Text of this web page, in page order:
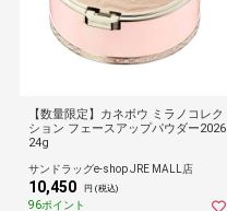
【数量限定】カネボウ ミラノコレク
ション フェースアップパウダー2026
24g
サンドラッグe-shop JRE MALL店
10,450 円 (税込)
96ポイント